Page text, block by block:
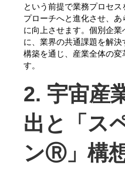
という前提で業務プロセ
プローチへと進化させ、
に向上させます。個別企
に、業界の共通課題を解
構築を通じ、産業全体の変
す。
2. 宇宙産
出と「ス
ンⓇ」構